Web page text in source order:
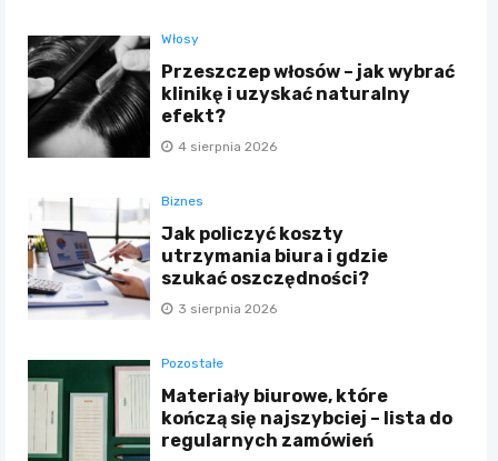
Włosy
Przeszczep włosów – jak wybrać
klinikę i uzyskać naturalny
efekt?
4 sierpnia 2026
Biznes
Jak policzyć koszty
utrzymania biura i gdzie
szukać oszczędności?
3 sierpnia 2026
Pozostałe
Materiały biurowe, które
kończą się najszybciej – lista do
regularnych zamówień